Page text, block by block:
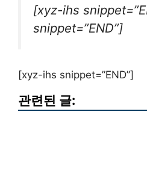
[xyz-ihs
snippet=”END”]
[xyz-ihs snippet=”END”]
관련된 글: